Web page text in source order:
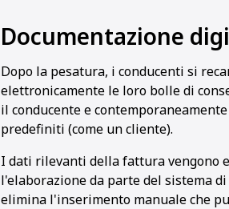
Documentazione
Dopo la pesatura, i conducenti si
elettronicamente le loro bolle di
il conducente e
predefiniti (come un cliente).
I dati rilevanti della fattura vengono
l'elaborazione da parte del sistema
elimina l'inserimento manuale che